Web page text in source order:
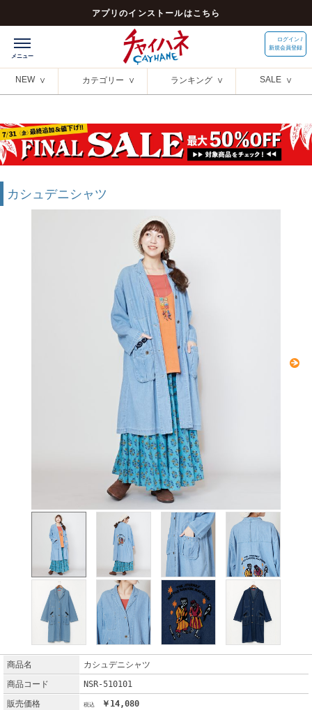
アプリのインストールはこちら
ログイン /
新規会員登録
NEW カテゴリー ランキング SALE
カシュデニシャツ
商品名
カシュデニシャツ
商品コード
NSR-510101
販売価格
￥14,080